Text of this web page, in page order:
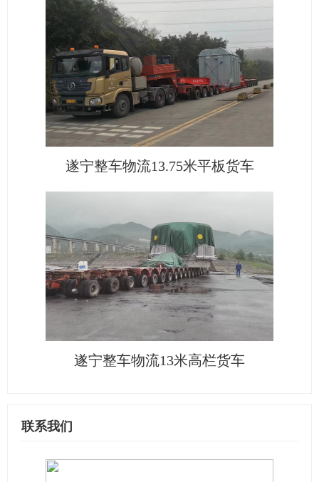
遂宁整车物流13.75米平板货车
遂宁整车物流13米高栏货车
联系我们